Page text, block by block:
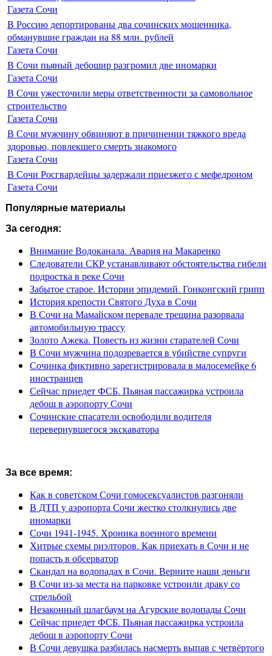
Газета Сочи
В Россию депортированы два сочинских мошенника,
обманувшие граждан на 88 млн. рублей
Газета Сочи
В Сочи пьяный дебошир разгромил две иномарки
Газета Сочи
В Сочи ужесточили меры ответственности за самовольное
строительство
Газета Сочи
В Сочи мужчину обвиняют в причинении тяжкого вреда
здоровью, повлекшего смерть знакомого
Газета Сочи
В Сочи Росгвардейцы задержали приезжего с мефедроном
Газета Сочи
Популярные материалы
За сегодня:
Внимание Водоканала. Авария на Макаренко
Следователи СКР устанавливают обстоятельства гибели
подростка в реке Сочи
Забытое старое. Истории эпидемий. Гонконгский грипп
История крепости Святого Духа в Сочи
В Сочи на Мамайском перевале трещина разорвала
автомобильную трассу
Золото Ажека. Повесть из жизни старателей Сочи
В Сочи мужчина подозревается в убийстве супруги
Сочинка фиктивно зарегистрировала в малосемейке 6
иностранцев
Сейчас приедет ФСБ. Пьяная пассажирка устроила
дебош в аэропорту Сочи
Сочинские спасатели освободили водителя
перевернувшегося экскаватора
За все время:
Как в советском Сочи гомосексуалистов разгоняли
В ДТП у аэропорта Сочи жестко столкнулись две
иномарки
Сочи 1941-1945. Хроника военного времени
Хитрые схемы риэлторов. Как приехать в Сочи и не
попасть в обсерватор
Скандал на водопадах в Сочи. Верните наши деньги
В Сочи из-за места на парковке устроили драку со
стрельбой
Незаконный шлагбаум на Агурские водопады Сочи
Сейчас приедет ФСБ. Пьяная пассажирка устроила
дебош в аэропорту Сочи
В Сочи девушка разбилась насмерть выпав с четвёртого